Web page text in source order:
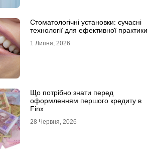
Стоматологічні установки: сучасні
технології для ефективної практики
1 Липня, 2026
Що потрібно знати перед
оформленням першого кредиту в
Finx
28 Червня, 2026